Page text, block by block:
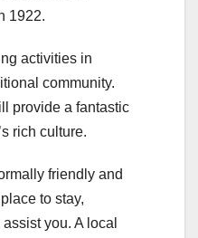
1922.
activities in
community.
provide a fantastic
rich culture.
friendly and
to stay,
you. A local